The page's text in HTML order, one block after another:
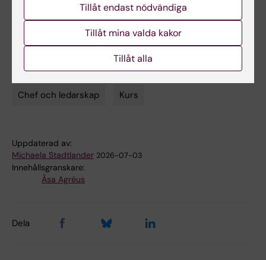
jenny.warnlund@ki.se
Organisatorisk tillhörighet:
Gemensamt verksamhetsstöd
Chef och ledarskap Kurs
Uppdaterad av:
Michaela Stadtlander 2026-07-03
Innehållsgranskare:
Åsa Agréus
Dela
Tillåt endast nödvändiga
Tillåt mina valda kakor
Tillåt alla